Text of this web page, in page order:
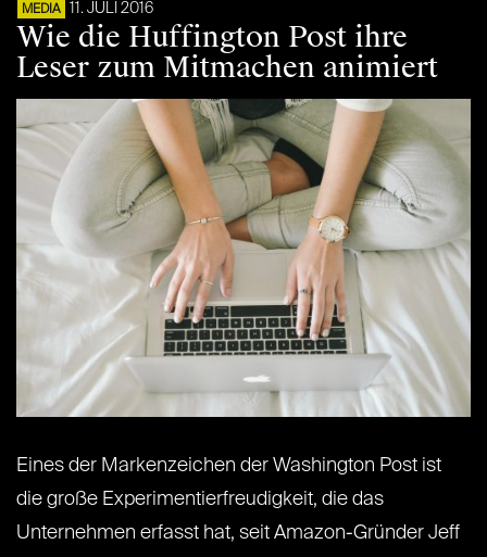
MEDIA 11. JULI 2016
Wie die Huffington Post ihre
Leser zum Mitmachen animiert
Eines der Markenzeichen der Washington Post ist
die große Experimentierfreudigkeit, die das
Unternehmen erfasst hat, seit Amazon-Gründer Jeff